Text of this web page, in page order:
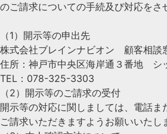
のご請求についての手続及び対応をさ
（1）開示等の申出先
株式会社ブレインナビオン 顧客相談
住所：神戸市中央区海岸通３番地 シ
TEL：078-325-3303
（2）開示等のご請求の受付
開示等の対応に関しましては、電話ま
ご請求いただきますようお願いいたし